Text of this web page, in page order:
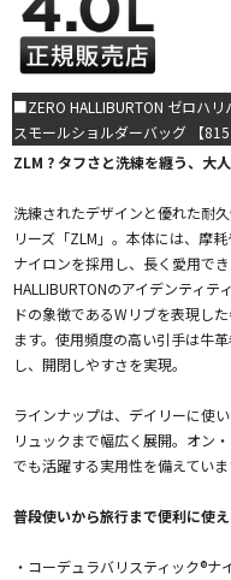
■ZERO HALLIBURTON ゼロハ
スモールショルダーバッグ 【
ZLM ? タフさと洗練を纏う、大
洗練されたデザインと優れた耐
リーズ「ZLM」。本体には、摩
ナイロンを採用し、長く愛用で
HALLIBURTONのアイデンティ
ドの象徴であるWリブを表現し
ます。使用頻度の高い引手は牛
し、開閉しやすさを実現。
ラインナップは、デイリーに使
リュックまで幅広く展開。オン
でも活躍する実用性を備えていま
普段使いから旅行まで便利に使
・コーデュラバリスティック®ナ